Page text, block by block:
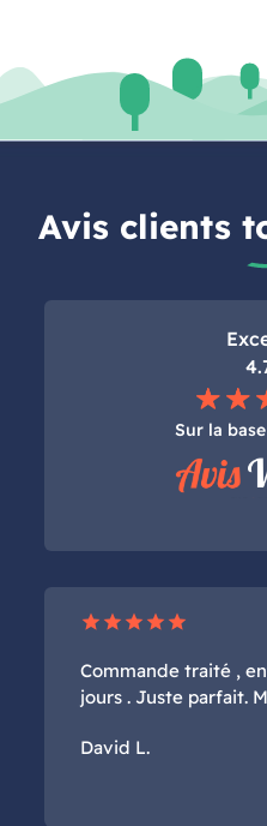
Avis clients
Sur la
star star star star star
Commande traité ,
jours . Juste parfait.
David L.